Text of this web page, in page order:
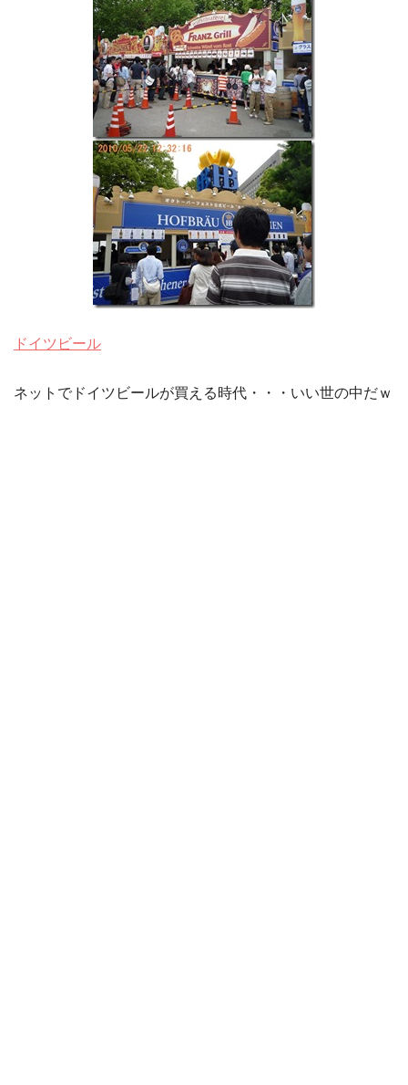
ドイツビール
ネットでドイツビールが買える時代・・・いい世の中だｗ